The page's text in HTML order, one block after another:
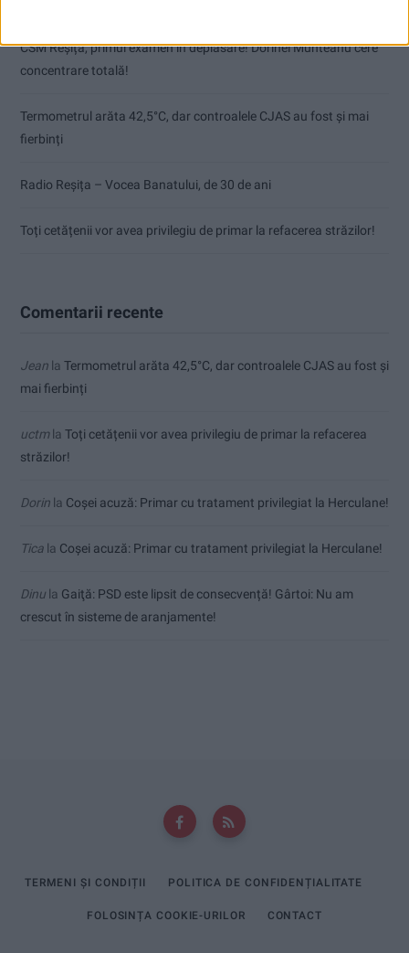
CSM Reșița, primul examen în deplasare! Dorinel Munteanu cere
concentrare totală!
Termometrul arăta 42,5°C, dar controalele CJAS au fost și mai
fierbinți
Radio Reșița – Vocea Banatului, de 30 de ani
Toți cetățenii vor avea privilegiu de primar la refacerea străzilor!
Comentarii recente
Jean la Termometrul arăta 42,5°C, dar controalele CJAS au fost și
mai fierbinți
uctmla Toți cetățenii vor avea privilegiu de primar la refacerea
străzilor!
Dorin la Coșei acuză: Primar cu tratament privilegiat la Herculane!
Tica la Coșei acuză: Primar cu tratament privilegiat la Herculane!
Dinu la Gaiţă: PSD este lipsit de consecvență! Gârtoi: Nu am
crescut în sisteme de aranjamente!
TERMENI ȘI CONDIȚII POLITICA DE CONFIDENȚIALITATE
FOLOSINȚA COOKIE-URILOR CONTACT